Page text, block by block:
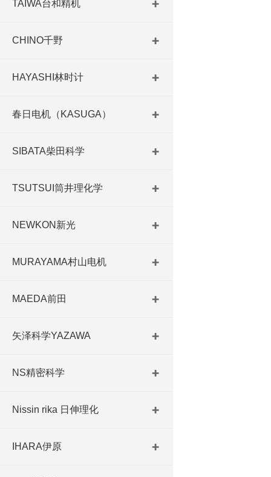
TAIWA台和精机
CHINO千野
HAYASHI林时计
春日电机（KASUGA）
SIBATA柴田科学
TSUTSUI筒井理化学
NEWKON新光
MURAYAMA村山电机
MAEDA前田
矢泽科学YAZAWA
NS精密科学
Nissin rika 日伸理化
IHARA伊原